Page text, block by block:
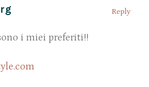
Reply
i miei preferiti!!